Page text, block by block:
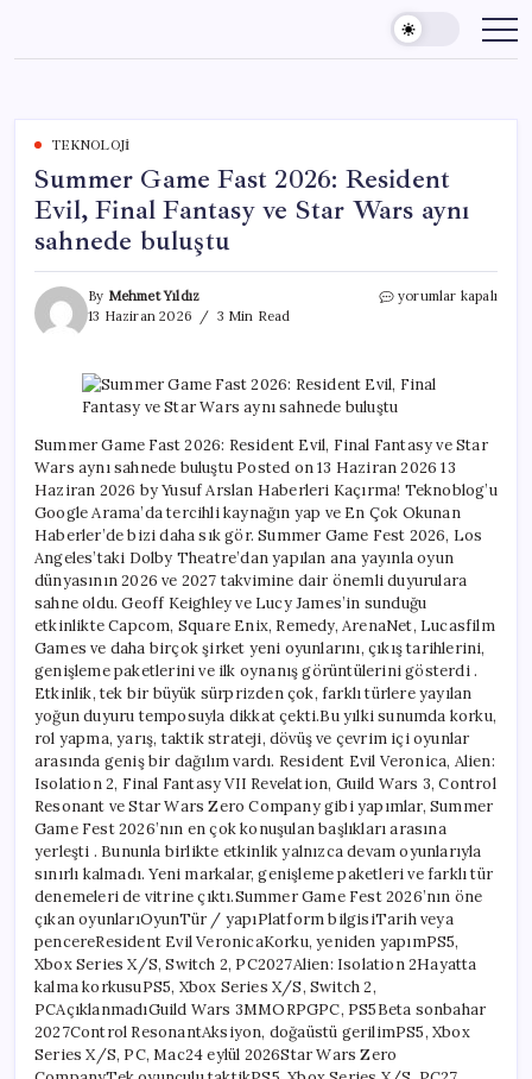
content
TEKNOLOJI
Summer Game Fast 2026: Resident
Evil, Final Fantasy ve Star Wars aynı
sahnede buluştu
By Mehmet Yıldız
13 Haziran 2026
3 Min Read
Summer
Resident
Evil,
Final
Fantasy
ve
Star
Wars
aynı
sahnede
buluştu
için
yorumlar kapalı
Summer Game Fast 2026: Resident Evil, Final Fantasy ve Star
Wars aynı sahnede buluştu Posted on 13 Haziran 2026 13
Haziran 2026 by Yusuf Arslan Haberleri Kaçırma! Teknoblog’u
Google Arama’da tercihli kaynağın yap ve En Çok Okunan
Haberler’de bizi daha sık gör. Summer Game Fest 2026, Los
Angeles’taki Dolby Theatre’dan yapılan ana yayınla oyun
dünyasının 2026 ve 2027 takvimine dair önemli duyurulara
sahne oldu. Geoff Keighley ve Lucy James’in sunduğu
etkinlikte Capcom, Square Enix, Remedy, ArenaNet, Lucasfilm
Games ve daha birçok şirket yeni oyunlarını, çıkış tarihlerini,
genişleme paketlerini ve ilk oynanış görüntülerini gösterdi .
Etkinlik, tek bir büyük sürprizden çok, farklı türlere yayılan
yoğun duyuru temposuyla dikkat çekti.Bu yılki sunumda korku,
rol yapma, yarış, taktik strateji, dövüş ve çevrim içi oyunlar
arasında geniş bir dağılım vardı. Resident Evil Veronica, Alien:
Isolation 2, Final Fantasy VII Revelation, Guild Wars 3, Control
Resonant ve Star Wars Zero Company gibi yapımlar, Summer
Game Fest 2026’nın en çok konuşulan başlıkları arasına
yerleşti . Bununla birlikte etkinlik yalnızca devam oyunlarıyla
sınırlı kalmadı. Yeni markalar, genişleme paketleri ve farklı tür
denemeleri de vitrine çıktı.Summer Game Fest 2026’nın öne
çıkan oyunlarıOyunTür / yapıPlatform bilgisiTarih veya
pencereResident Evil VeronicaKorku, yeniden yapımPS5,
Xbox Series X/S, Switch 2, PC2027Alien: Isolation 2Hayatta
kalma korkusuPS5, Xbox Series X/S, Switch 2,
PCAçıklanmadıGuild Wars 3MMORPGPC, PS5Beta sonbahar
2027Control ResonantAksiyon, doğaüstü gerilimPS5, Xbox
Series X/S, PC, Mac24 eylül 2026Star Wars Zero